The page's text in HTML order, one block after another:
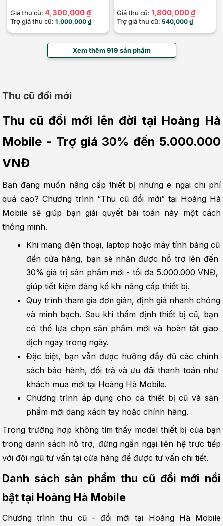
Giá thu cũ: 4,300,000 ₫
Trợ giá thu cũ: 1,000,000 ₫
Giá thu cũ: 1,800,000 ₫
Trợ giá thu cũ: 540,000 ₫
Xem thêm 919 sản phẩm
Thu cũ đổi mới
Thu cũ đổi mới lên đời tại Hoàng Hà
Mobile - Trợ giá 30% đến 5.000.000
VNĐ
Bạn đang muốn nâng cấp thiết bị nhưng e ngại chi phí
quá cao? Chương trình “Thu cũ đổi mới” tại Hoàng Hà
Mobile sẽ giúp bạn giải quyết bài toán này một cách
thông minh.
Khi mang điện thoại, laptop hoặc máy tính bảng cũ
đến cửa hàng, bạn sẽ nhận được hỗ trợ lên đến
30% giá trị sản phẩm mới - tối đa 5.000.000 VNĐ,
giúp tiết kiệm đáng kể khi nâng cấp thiết bị.
Quy trình tham gia đơn giản, định giá nhanh chóng
và minh bạch. Sau khi thẩm định thiết bị cũ, bạn
có thể lựa chọn sản phẩm mới và hoàn tất giao
dịch ngay trong ngày.
Đặc biệt, bạn vẫn được hưởng đầy đủ các chính
sách bảo hành, đổi trả và ưu đãi thanh toán như
khách mua mới tại Hoàng Hà Mobile.
Chương trình áp dụng cho cả thiết bị cũ và sản
phẩm mới dạng xách tay hoặc chính hãng.
Trong trường hợp không tìm thấy model thiết bị của bạn
trong danh sách hỗ trợ, đừng ngần ngại liên hệ trực tiếp
với đội ngũ tư vấn tại cửa hàng để được tư vấn chi tiết.
Danh sách sản phẩm thu cũ đổi mới nổi
bật tại Hoàng Hà Mobile
Chương trình thu cũ - đổi mới tại Hoàng Hà Mobile